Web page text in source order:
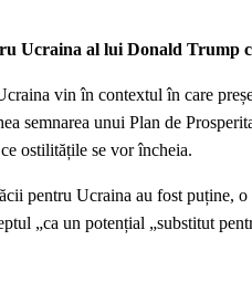
Ucraina al lui Donald Trump
vin în contextul în care
semnarea unui Plan de
ostilitățile se vor încheia.
pentru Ucraina au fost puține,
„ca un potențial „substitut